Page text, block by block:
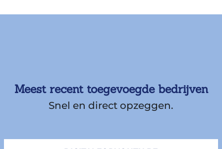
Meest recent toegevoegde bedrijven
Snel en direct opzeggen.